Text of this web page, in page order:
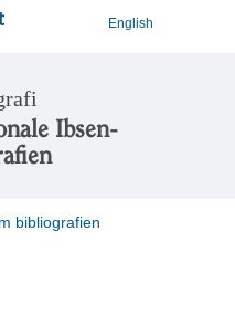
English
Ibsen-
bibliografien